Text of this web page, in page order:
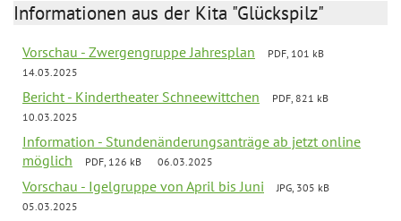
Informationen aus der Kita "Glückspilz"
Vorschau - Zwergengruppe Jahresplan
PDF, 101 kB
14.03.2025
Bericht - Kindertheater Schneewittchen
PDF, 821 kB
10.03.2025
Information - Stundenänderungsanträge ab jetzt online
möglich
PDF, 126 kB 06.03.2025
Vorschau - Igelgruppe von April bis Juni
JPG, 305 kB
05.03.2025